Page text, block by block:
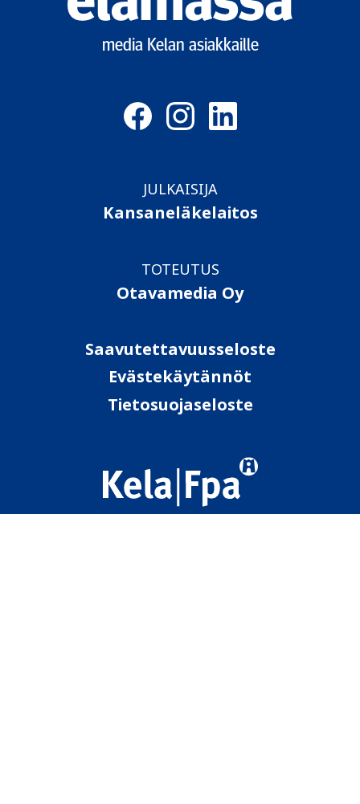
logo
media Kelan asiakkaille
JULKAISIJA
Kansaneläkelaitos
TOTEUTUS
Otavamedia Oy
Saavutettavuusseloste
Evästekäytännöt
Tietosuojaseloste